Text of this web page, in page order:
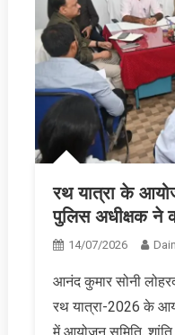
रथ यात्रा के
पुलिस अधीक्षक ने
14/07/2026
आनंद कुमार सोनी
रथ यात्रा-2026 के
में आयोजन समि‍ति,